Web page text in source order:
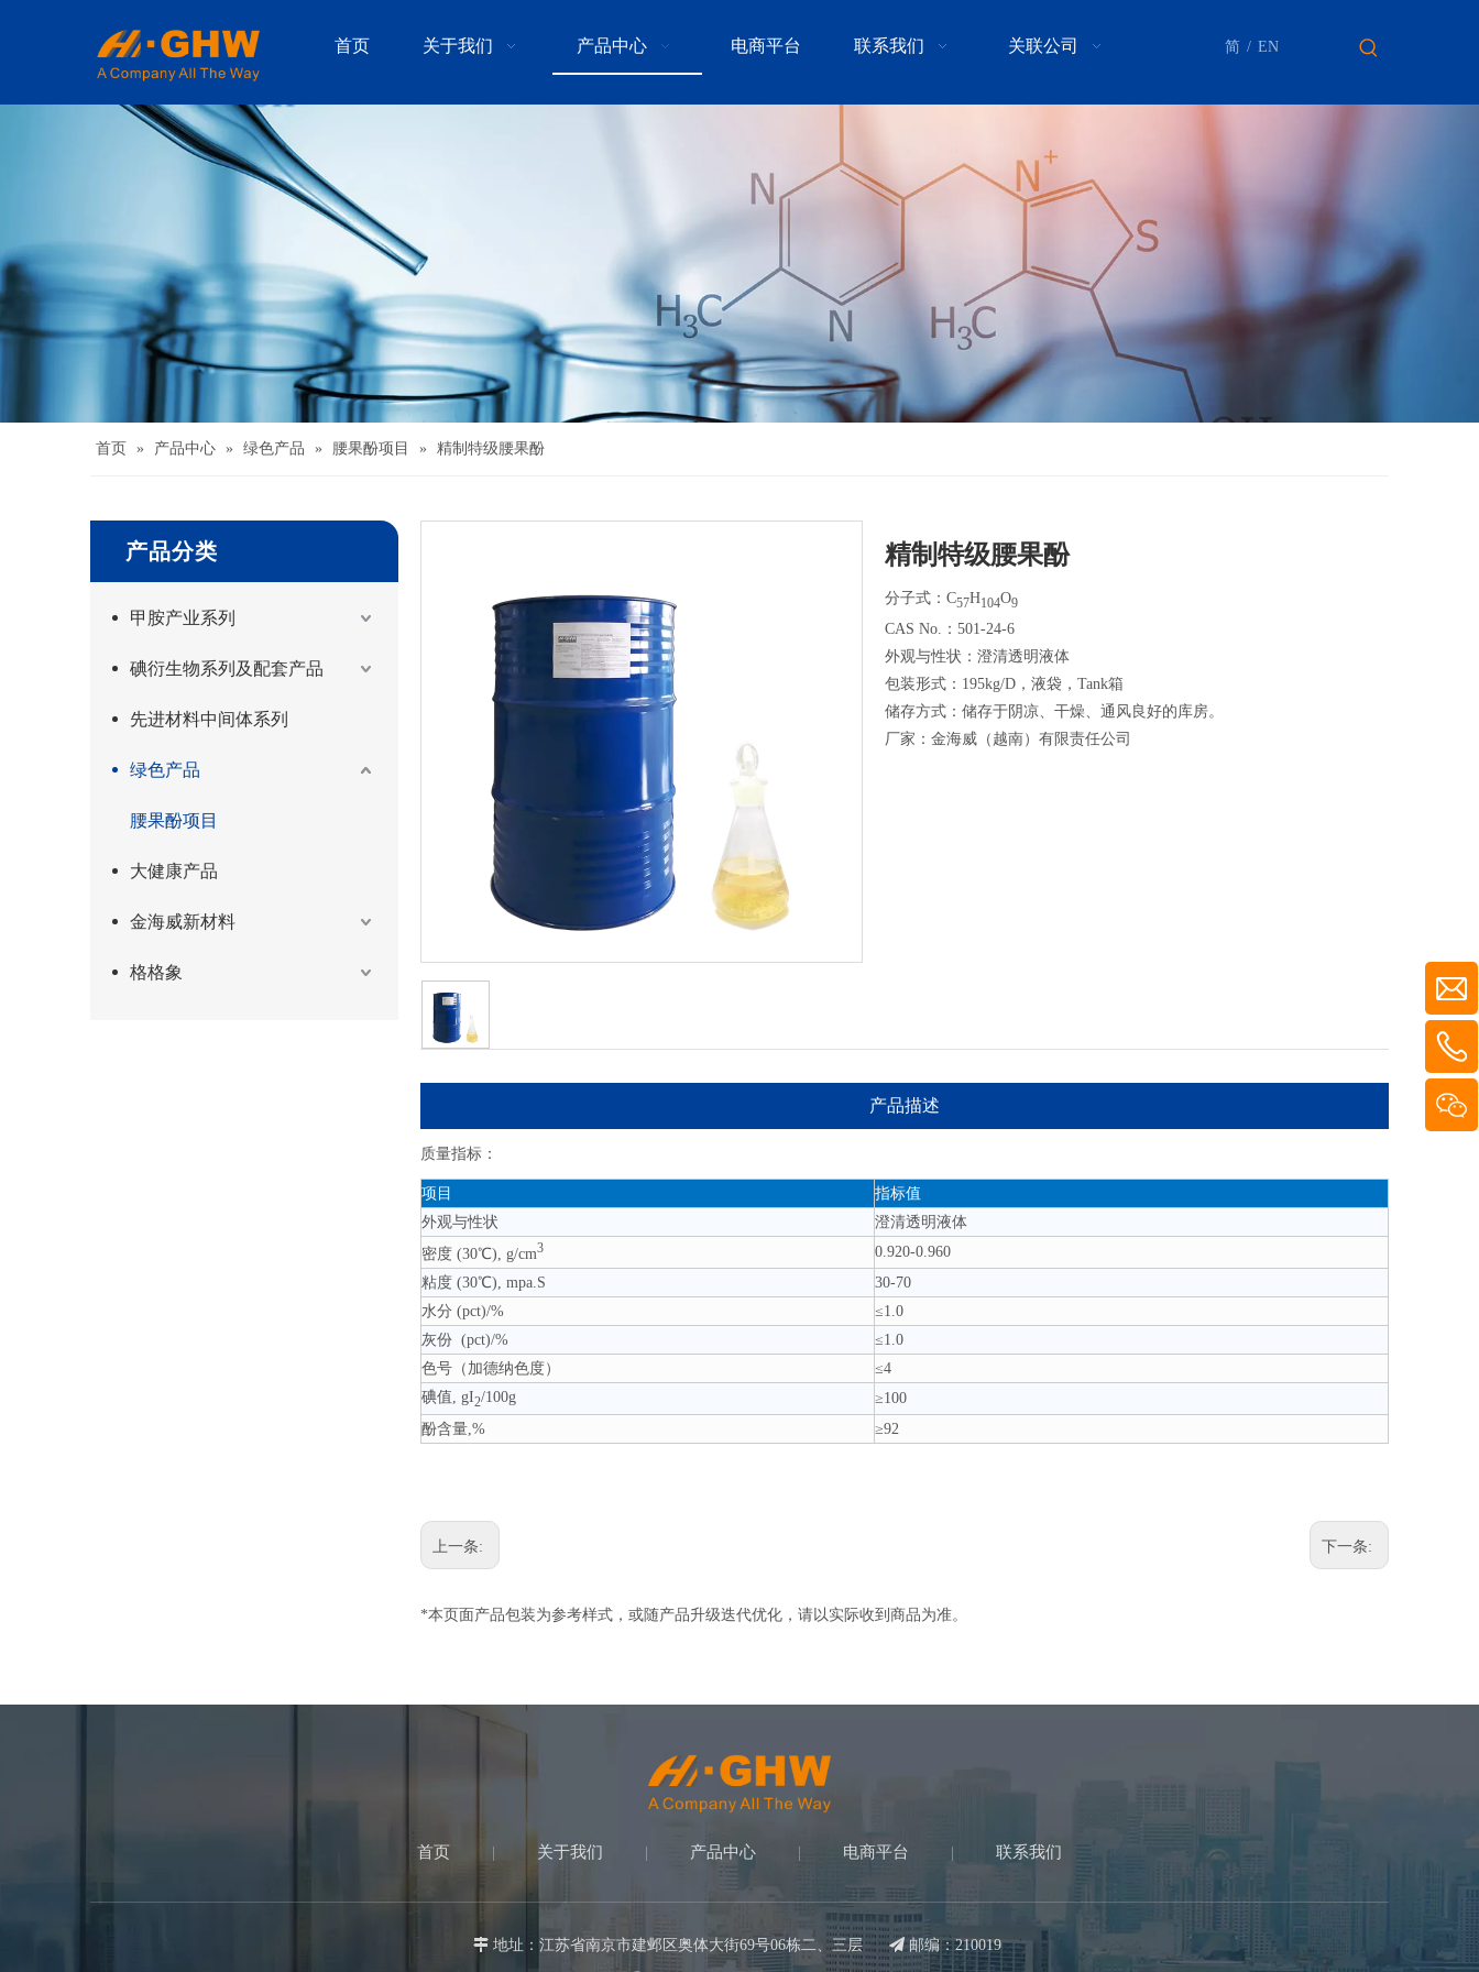
首页 关于我们 产品中心 电商平台 联系我们 关联公司 简 / EN
首页 » 产品中心 » 绿色产品 » 腰果酚项目 » 精制特级腰果酚
产品分类
甲胺产业系列
碘衍生物系列及配套产品
先进材料中间体系列
绿色产品
腰果酚项目
大健康产品
金海威新材料
格格象
精制特级腰果酚
分子式：C57H104O9
CAS No.：501-24-6
外观与性状：澄清透明液体
包装形式：195kg/D，液袋，Tank箱
储存方式：储存于阴凉、干燥、通风良好的库房。
厂家：金海威（越南）有限责任公司
产品描述
质量指标：
项目
指标值
外观与性状
澄清透明液体
密度 (30℃), g/cm3
0.920-0.960
粘度 (30℃), mpa.S
30-70
水分 (pct)/%
≤1.0
灰份 (pct)/%
≤1.0
色号（加德纳色度）
≤4
碘值, gI2/100g
≥100
酚含量,%
≥92
上一条: 下一条:
*本页面产品包装为参考样式，或随产品升级迭代优化，请以实际收到商品为准。
首页 关于我们 产品中心 电商平台 联系我们
 地址：江苏省南京市建邺区奥体大街69号06栋二、三层邮编：210019